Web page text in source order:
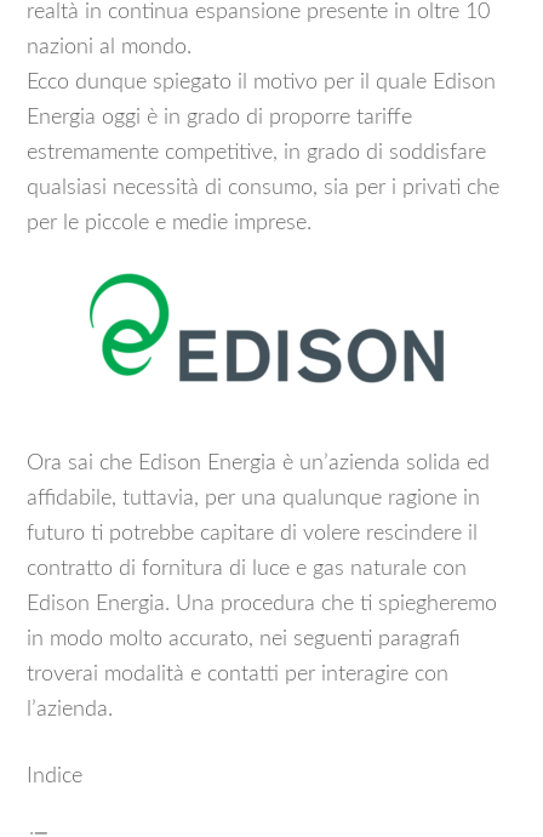
realtà in continua espansione presente in oltre 10
nazioni al mondo.
Ecco dunque spiegato il motivo per il quale Edison
Energia oggi è in grado di proporre tariffe
estremamente competitive, in grado di soddisfare
qualsiasi necessità di consumo, sia per i privati che
per le piccole e medie imprese.
Ora sai che Edison Energia è un’azienda solida ed
affidabile, tuttavia, per una qualunque ragione in
futuro ti potrebbe capitare di volere rescindere il
contratto di fornitura di luce e gas naturale con
Edison Energia. Una procedura che ti spiegheremo
in modo molto accurato, nei seguenti paragrafi
troverai modalità e contatti per interagire con
l’azienda.
Indice